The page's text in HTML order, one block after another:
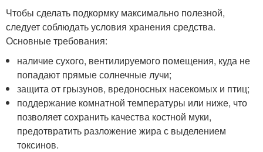
Чтобы сделать подкормку максимально полезной,
следует соблюдать условия хранения средства.
Основные требования:
наличие сухого, вентилируемого помещения, куда не
попадают прямые солнечные лучи;
защита от грызунов, вредоносных насекомых и птиц;
поддержание комнатной температуры или ниже, что
позволяет сохранить качества костной муки,
предотвратить разложение жира с выделением
токсинов.